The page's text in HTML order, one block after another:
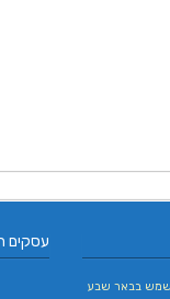
עסקים
שמש בבאר שבע